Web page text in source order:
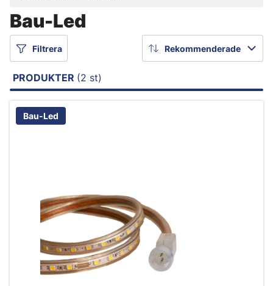
Bau-Led
Filtrera Rekommenderade
PRODUKTER (2 st)
Bau-Led